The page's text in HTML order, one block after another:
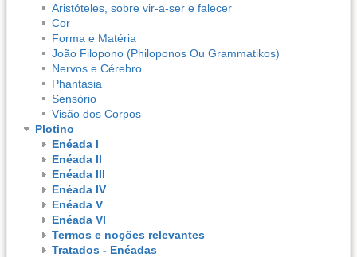
Aristóteles, sobre vir-a-ser e falecer
Cor
Forma e Matéria
João Filopono (Philoponos Ou Grammatikos)
Nervos e Cérebro
Phantasia
Sensório
Visão dos Corpos
Plotino
Enéada I
Enéada II
Enéada III
Enéada IV
Enéada V
Enéada VI
Termos e noções relevantes
Tratados - Enéadas